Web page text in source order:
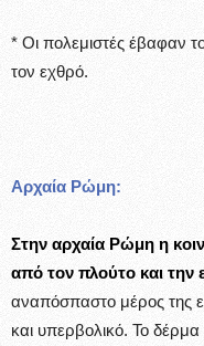
* Οι πολεμιστές έβαφαν
τον εχθρό.
Αρχαία Ρώμη:
Στην αρχαία Ρώμη η
από τον πλούτο και την
αναπόσπαστο μέρος της
και υπερβολικό. Το